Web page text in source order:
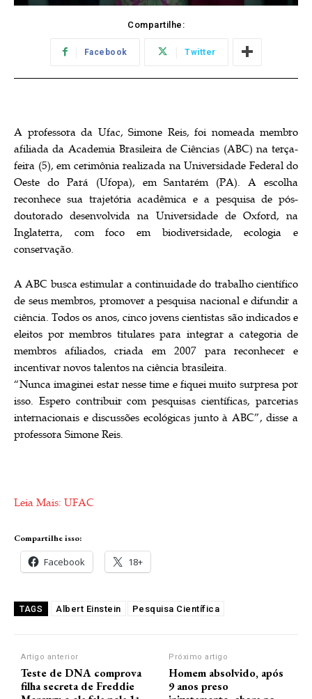
Compartilhe:
Facebook Twitter
A professora da Ufac, Simone Reis, foi nomeada membro
afiliada da Academia Brasileira de Ciências (ABC) na terça-
feira (5), em cerimônia realizada na Universidade Federal do
Oeste do Pará (Ufopa), em Santarém (PA). A escolha
reconhece sua trajetória acadêmica e a pesquisa de pós-
doutorado desenvolvida na Universidade de Oxford, na
Inglaterra, com foco em biodiversidade, ecologia e
conservação.
A ABC busca estimular a continuidade do trabalho científico
de seus membros, promover a pesquisa nacional e difundir a
ciência. Todos os anos, cinco jovens cientistas são indicados e
eleitos por membros titulares para integrar a categoria de
membros afiliados, criada em 2007 para reconhecer e
incentivar novos talentos na ciência brasileira.
“Nunca imaginei estar nesse time e fiquei muito surpresa por
isso. Espero contribuir com pesquisas científicas, parcerias
internacionais e discussões ecológicas junto à ABC”, disse a
professora Simone Reis.
Leia Mais: UFAC
Compartilhe isso:
Facebook 18+
TAGS Albert Einstein Pesquisa Científica
Artigo anterior
Teste de DNA comprova
filha secreta de Freddie
Próximo artigo
Homem absolvido, após
9 anos preso